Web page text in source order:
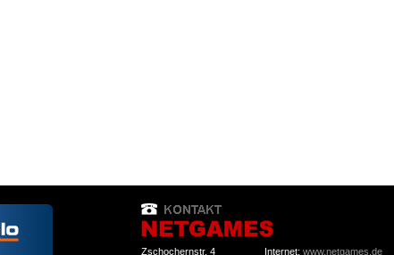
Zschochernstr. 4 Internet: www.netgames.de